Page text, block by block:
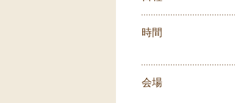
時間
会場